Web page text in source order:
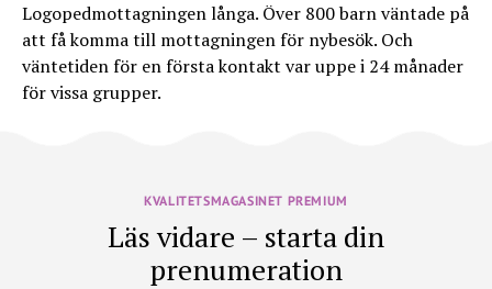
Logopedmottagningen långa. Över 800 barn väntade på
att få komma till mottagningen för nybesök. Och
väntetiden för en första kontakt var uppe i 24 månader
för vissa grupper.
KVALITETSMAGASINET PREMIUM
Läs vidare – starta din
prenumeration